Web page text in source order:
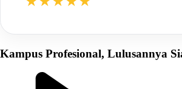
Kampus Profesional, Lulusannya